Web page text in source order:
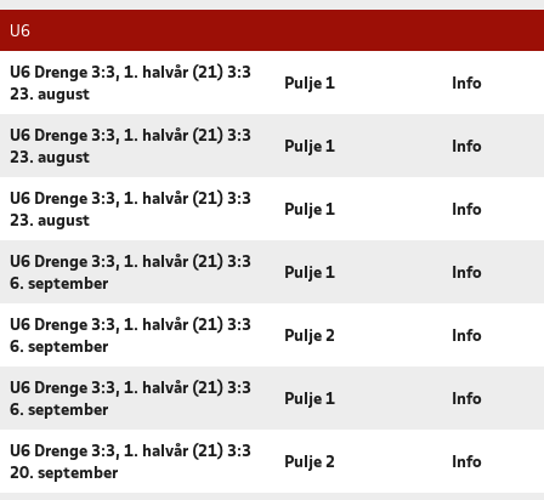
U6
U6 Drenge 3:3, 1. halvår (21) 3:3
23. august
Pulje 1 Info
U6 Drenge 3:3, 1. halvår (21) 3:3
23. august
Pulje 1 Info
U6 Drenge 3:3, 1. halvår (21) 3:3
23. august
Pulje 1 Info
U6 Drenge 3:3, 1. halvår (21) 3:3
6. september
Pulje 1 Info
U6 Drenge 3:3, 1. halvår (21) 3:3
6. september
Pulje 2 Info
U6 Drenge 3:3, 1. halvår (21) 3:3
6. september
Pulje 1 Info
U6 Drenge 3:3, 1. halvår (21) 3:3
20. september
Pulje 2 Info